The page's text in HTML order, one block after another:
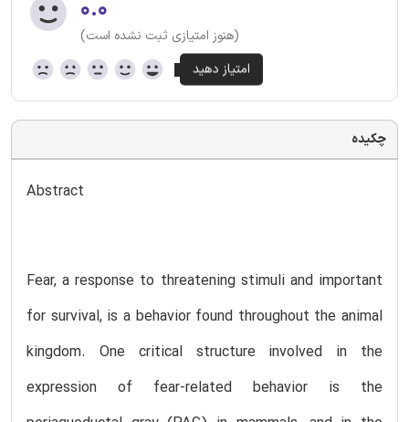
۰.۰
(هنوز امتیازی ثبت نشده است)
چکیده
Abstract
Fear, a response to threatening stimuli and important
for survival, is a behavior found throughout the animal
kingdom. One critical structure involved in the
expression of fear-related behavior is the